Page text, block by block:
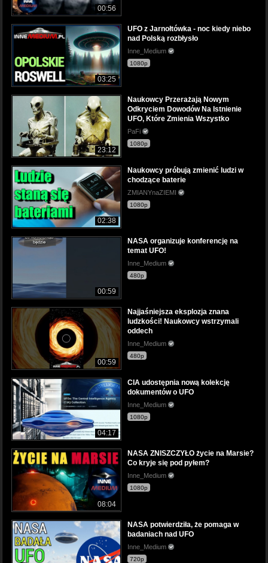
00:56
03:25
UFO z Jarnołtówka - noc kiedy niebo
nad Polską rozbłysło
Inne_Medium
1080p
23:12
Naukowcy Przerażają Nowym
Odkryciem Dowodów Na Istnienie
UFO, Które Zmienia Wszystko
PaFi
1080p
02:38
Naukowcy próbują zmienić ludzi w
chodzące baterie
ZMIANYnaZIEMI
1080p
00:59
NASA organizuje konferencję na
temat UFO!
Inne_Medium
480p
00:59
Najjaśniejsza eksplozja znana
ludzkości! Naukowcy wstrzymali
oddech
Inne_Medium
480p
04:17
CIA udostępnia nową kolekcję
dokumentów o UFO
Inne_Medium
1080p
08:04
NASA ZNISZCZYŁO życie na Marsie?
Co kryje się pod pyłem?
Inne_Medium
1080p
NASA potwierdziła, że pomaga w
badaniach nad UFO
Inne_Medium
720p